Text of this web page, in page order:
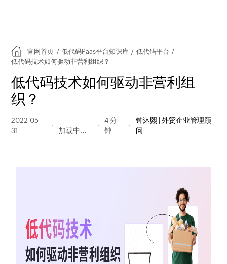
官网首页 / 低代码Paas平台知识库 / 低代码平台 /
低代码技术如何驱动非营利组织？
低代码技术如何驱动非营利组
织？
2022-05-
31
量
4 分
钟
钟沐熙 | 外贸企业管理顾
问